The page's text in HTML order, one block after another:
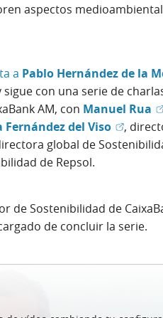
aspectos
a Pablo Hernández de la
sigue con una serie de
AM, con Manuel Rua
Fernández del Viso (Abrir
,
en ventana nueva)
global de
de Repsol.
de Sostenibilidad de
de concluir la serie.